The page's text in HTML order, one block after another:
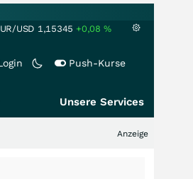
USD 1,15345 +0,08 %
Push-Kurse
Unsere Services
Anzeige